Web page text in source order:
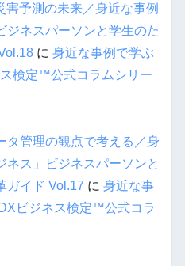
予測の未来／身近な事例
ジネスパーソンと学生のた
に 身近な事例で学ぶ
検定™公式コラムシリー
タ管理の観点で考える／身
ス」ビジネスパーソンと
ガイド Vol.17 に 身近な事
ビジネス検定™公式コラ